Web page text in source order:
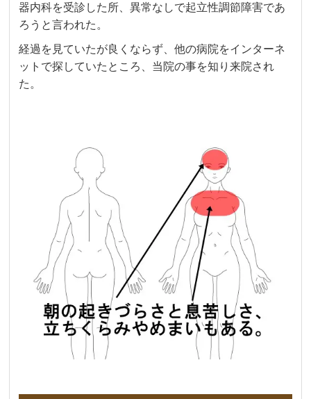
器内科を受診した所、異常なしで起立性調節障害であ
ろうと言われた。
経過を見ていたが良くならず、他の病院をインターネ
ットで探していたところ、当院の事を知り来院され
た。